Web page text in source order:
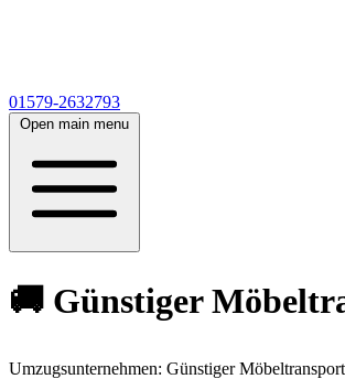
01579-2632793
Open main menu
🚚 Günstiger
Umzugsunternehmen: Günstiger